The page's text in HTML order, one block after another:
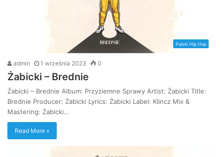
Polski Hip Hop
admin 1 września 2023 0
Żabicki – Brednie
Żabicki – Brednie Album: Przyziemne Sprawy Artist: Żabicki Title:
Brednie Producer: Żabicki Lyrics: Żabicki Label: Klincz Mix &
Mastering: Żabicki…
Read More »